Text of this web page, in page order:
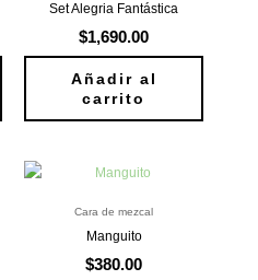
Set Alegria Fantástica
$1,690.00
Añadir al
carrito
Cara de mezcal
Manguito
$380.00